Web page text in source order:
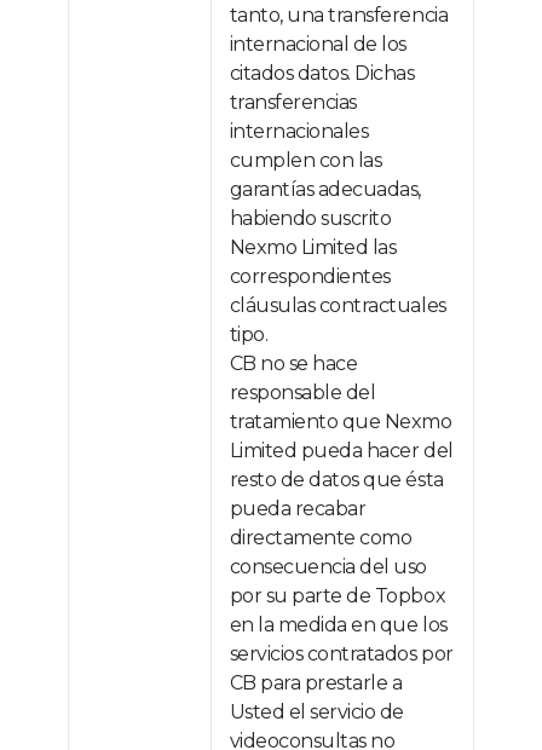
tanto, una transferencia
internacional de los
citados datos. Dichas
transferencias
internacionales
cumplen con las
garantías adecuadas,
habiendo suscrito
Nexmo Limited las
correspondientes
cláusulas contractuales
tipo.
CB no se hace
responsable del
tratamiento que Nexmo
Limited pueda hacer del
resto de datos que ésta
pueda recabar
directamente como
consecuencia del uso
por su parte de Topbox
en la medida en que los
servicios contratados por
CB para prestarle a
Usted el servicio de
videoconsultas no